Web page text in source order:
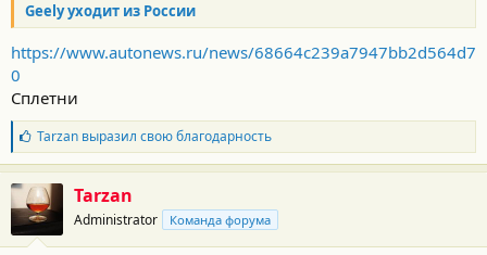
Geely уходит из России
https://www.autonews.ru/news/68664c239a7947bb2d564d7
0
Сплетни
Б
л
а
г
о
д
а
Tarzanвыразил свою благодарность
Tarzan
Administrator Команда форума